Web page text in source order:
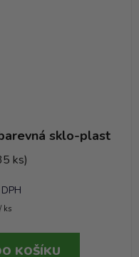
sklo-plast
ks)
/ ks
KOŠÍKU